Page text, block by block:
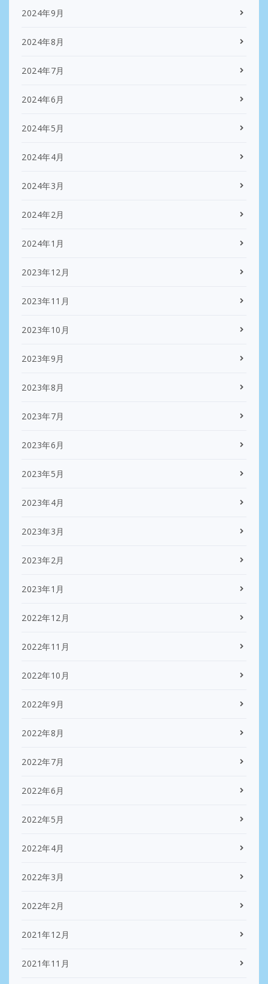
2024年9月
2024年8月
2024年7月
2024年6月
2024年5月
2024年4月
2024年3月
2024年2月
2024年1月
2023年12月
2023年11月
2023年10月
2023年9月
2023年8月
2023年7月
2023年6月
2023年5月
2023年4月
2023年3月
2023年2月
2023年1月
2022年12月
2022年11月
2022年10月
2022年9月
2022年8月
2022年7月
2022年6月
2022年5月
2022年4月
2022年3月
2022年2月
2021年12月
2021年11月